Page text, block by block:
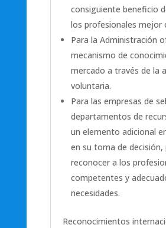
consiguiente beneficio
los profesionales mejor
Para la Administración
mecanismo de
mercado a través de la
voluntaria.
Para las empresas de
departamentos de
un elemento adicional
en su toma de decisión,
reconocer a los
competentes y
necesidades.
Reconocimientos